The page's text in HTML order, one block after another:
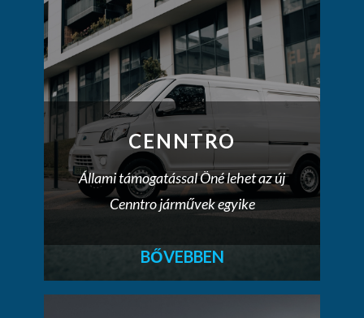
CENNTRO
Állami támogatással Öné lehet az új
Cenntro járművek egyike
BŐVEBBEN